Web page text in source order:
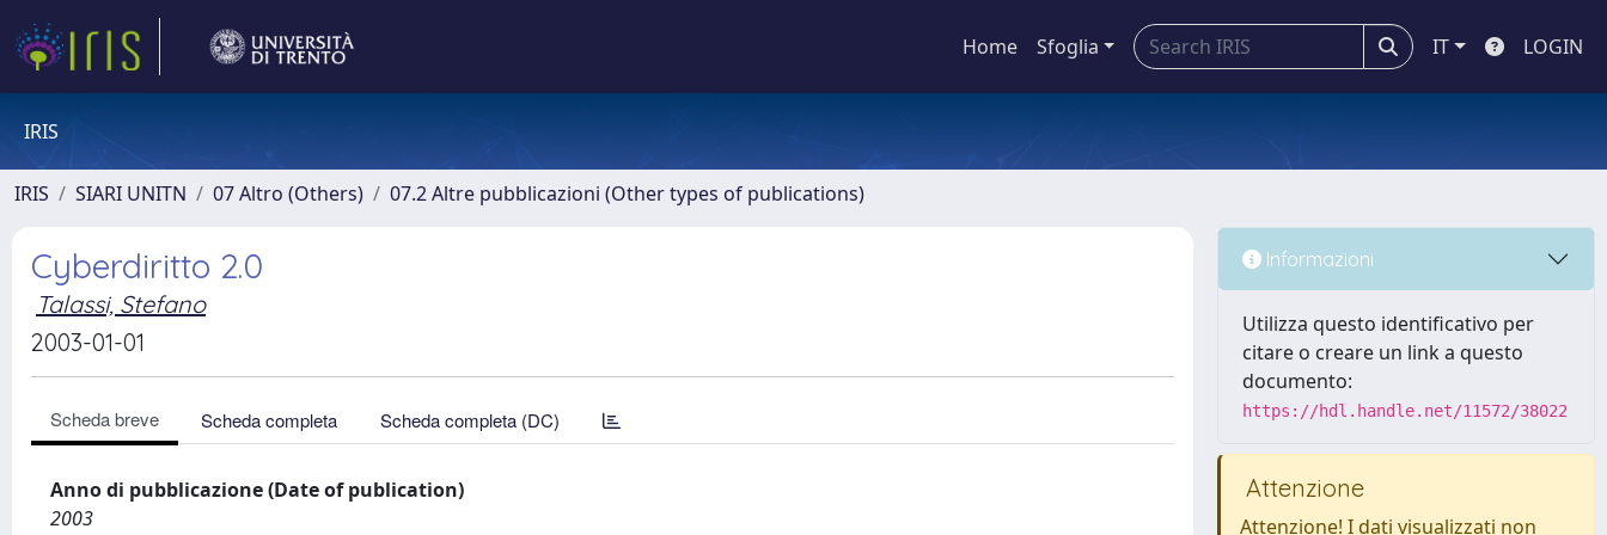
Home Sfoglia IT LOGIN
IRIS
IRIS SIARI UNITN 07 Altro (Others) 07.2 Altre pubblicazioni (Other types of publications)
Cyberdiritto 2.0
Talassi, Stefano
2003-01-01
Scheda breve Scheda completa Scheda completa (DC)
Anno di pubblicazione (Date of publication)
2003
Informazioni
Utilizza questo identificativo per
citare o creare un link a questo
documento:
https://hdl.handle.net/11572/38022
Attenzione
Attenzione! I dati visualizzati non